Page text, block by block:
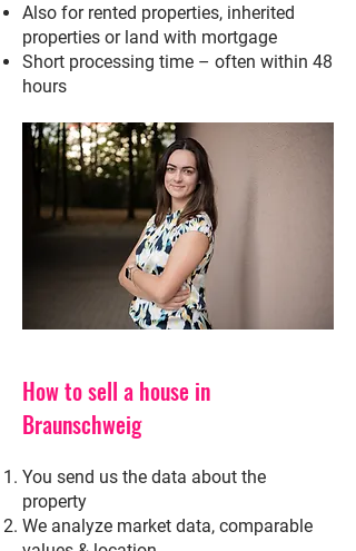
Also for rented properties, inherited
properties or land with mortgage
Short processing time – often within 48
hours
How to sell a house in
Braunschweig
You send us the data about the
property
We analyze market data, comparable